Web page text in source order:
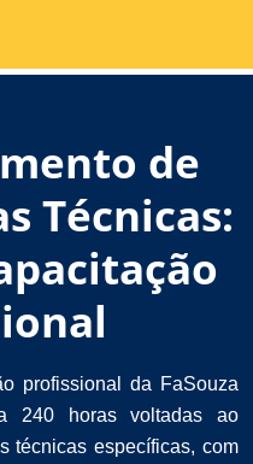
de
Técnicas:
profissional da FaSouza
240 horas voltadas ao
técnicas específicas, com